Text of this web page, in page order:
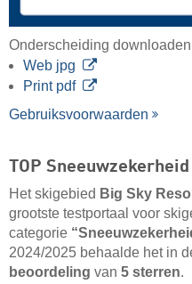
Onderscheiding
Web jpg
Print pdf
Gebruiksvoorwaarden
TOP Sneeuwzekerheid
Het skigebied Big Sky
grootste testportaal voor
categorie
2024/2025 behaalde het in
beoordeling van 5 sterren.